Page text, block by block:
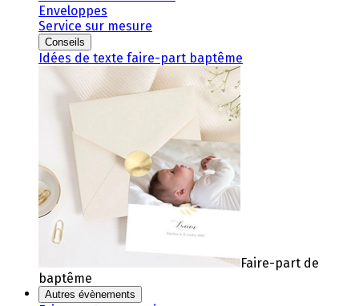
Enveloppes
Service sur mesure
Conseils
Idées de texte faire-part baptême
Faire-part de
baptême
Autres évènements